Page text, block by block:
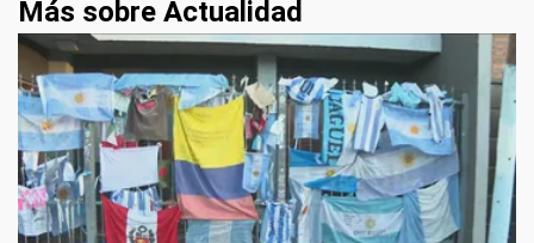
Más sobre Actualidad